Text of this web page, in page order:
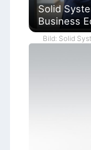
Solid
Business
Bild: Solid